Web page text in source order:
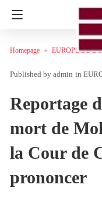
Homepage EUROPE DE
admin in
Reportage
mort de
la Cour de
prononcer